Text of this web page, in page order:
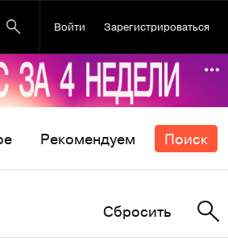
Войти Зарегистрироваться
Рекомендуем Поиск
Сбросить